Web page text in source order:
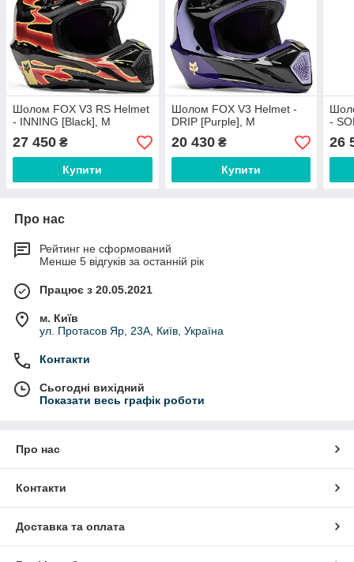
Шолом FOX V3 RS Helmet
- INNING [Black], M
27 450 ₴
Купити
Шолом FOX V3 Helmet -
DRIP [Purple], M
20 430₴
Купити
-
26
Про нас
Рейтинг не сформований
Менше 5 відгуків за останній рік
Працює з 20.05.2021
м. Київ
ул. Протасов Яр, 23А, Київ, Україна
Контакти
Сьогодні вихідний
Показати весь графік роботи
Про нас
Контакти
Доставка та оплата